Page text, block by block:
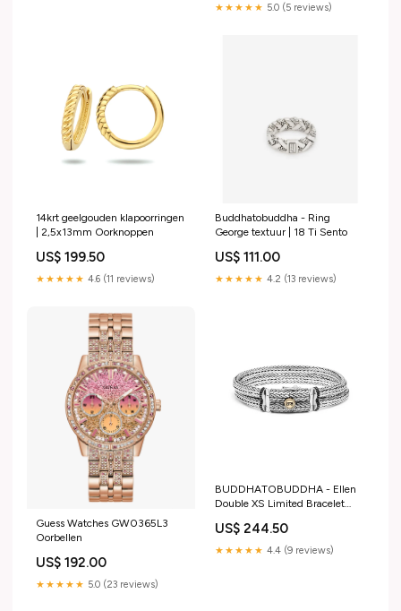
★★★★★ 5.0 (5 reviews)
14krt geelgouden klapoorringen
| 2,5x13mm Oorknoppen
US$ 199.50
★★★★★ 4.6 (11 reviews)
Buddhatobuddha - Ring
George textuur | 18 Ti Sento
US$ 111.00
★★★★★ 4.2 (13 reviews)
Guess Watches GW0365L3
Oorbellen
US$ 192.00
★★★★★ 5.0 (23 reviews)
BUDDHATOBUDDHA - Ellen
Double XS Limited Bracelet
US$ 244.50
★★★★★ 4.4 (9 reviews)